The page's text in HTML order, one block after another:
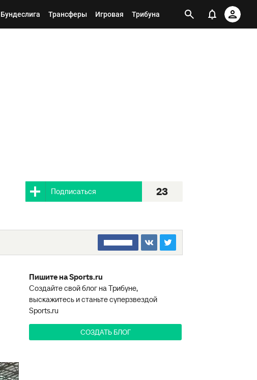
Бундеслига Трансферы Игровая Трибуна
Подписаться 23
□□□□□□□□
Пишите на Sports.ru
Создайте свой блог на Трибуне,
выскажитесь и станьте суперзвездой
Sports.ru
СОЗДАТЬ БЛОГ